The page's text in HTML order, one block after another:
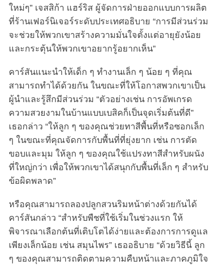
ใหม่ๆ” เจสสิก้า แฮร์ริส ผู้จัดการฝ่ายออกแบบการผลิต
ที่ร้านเฟอร์นิเจอร์ระดับประเทศอธิบาย “การมีส่วนร่วม
จะช่วยให้พวกเขาสร้างความมั่นใจตั้งแต่อายุยังน้อย
และกระตุ้นให้พวกเขาอยากรู้อยากเห็น”
คาร์สันแนะนำให้เด็ก ๆ ทำงานเล็ก ๆ น้อย ๆ ที่คุณ
สามารถทำได้ด้วยกัน ในขณะที่ให้โอกาสพวกเขาเป็น
ผู้นำและรู้สึกมีส่วนร่วม “ตัวอย่างเช่น การอัพเกรด
ความสวยงามในบ้านแบบเบสิคก็เป็นจุดเริ่มต้นที่ดี”
เธอกล่าว “ให้ลูก ๆ ของคุณช่วยทาสีพื้นที่หรือซอกเล็ก
ๆ ในขณะที่คุณจัดการกับพื้นที่ที่ยุ่งยาก เช่น การตัด
ขอบและมุม ให้ลูก ๆ ของคุณใช้แปรงทาสีสำหรับผนัง
ที่ใหญ่กว่า เพื่อให้พวกเขาได้สนุกกับพื้นที่เล็ก ๆ สำหรับ
ข้อผิดพลาด”
หรือคุณสามารถลองปลูกสวนริมหน้าต่างด้วยกันได้
คาร์สันกล่าว “สำหรับพืชที่ใช้เริ่มในช่วงแรก ให้
พิจารณาเลือกต้นที่เติบโตได้ง่ายและต้องการการดูแล
เพียงเล็กน้อย เช่น สมุนไพร” เธออธิบาย “ด้วยวิธีนี้ ลูก
ๆ ของคุณสามารถติดตามความคืบหน้าและภาคภูมิใจ